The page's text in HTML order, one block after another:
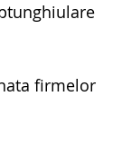
firmelor